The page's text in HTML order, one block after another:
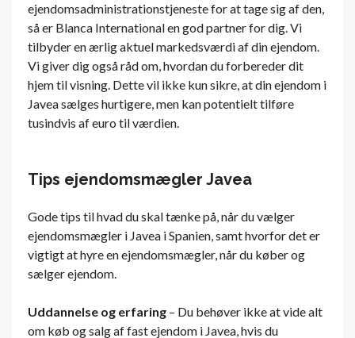
ejendomsadministrationstjeneste for at tage sig af den,
så er Blanca International en god partner for dig. Vi
tilbyder en ærlig aktuel markedsværdi af din ejendom.
Vi giver dig også råd om, hvordan du forbereder dit
hjem til visning. Dette vil ikke kun sikre, at din ejendom i
Javea sælges hurtigere, men kan potentielt tilføre
tusindvis af euro til værdien.
Tips ejendomsmægler Javea
Gode ​​tips til hvad du skal tænke på, når du vælger
ejendomsmægler i Javea i Spanien, samt hvorfor det er
vigtigt at hyre en ejendomsmægler, når du køber og
sælger ejendom.
Uddannelse og erfaring – Du behøver ikke at vide alt
om køb og salg af fast ejendom i Javea, hvis du